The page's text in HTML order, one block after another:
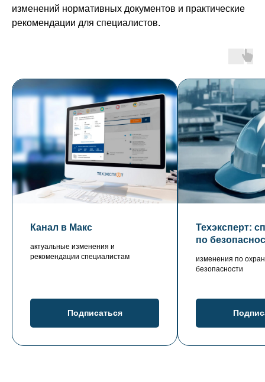
изменений нормативных документов и практические
рекомендации для специалистов.
Канал в Макс
актуальные изменения и
рекомендации специалистам
Подписаться
Техэксперт:
по
изменения по
безопасности